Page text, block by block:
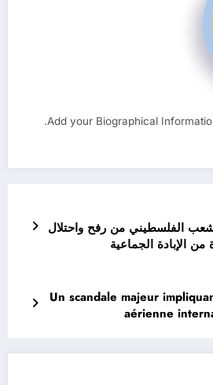
Add your Biographical
الفلسطيني من رفح واحتلال
الإبادة الجماعية
Un scandale majeur
aérienne